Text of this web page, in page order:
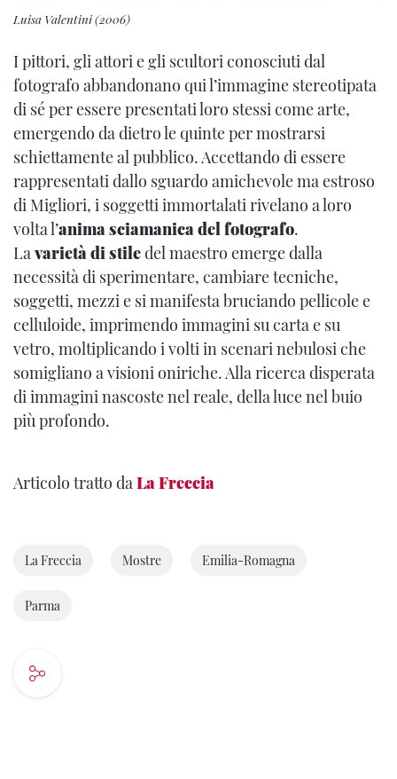
Luisa Valentini (2006)
I pittori, gli attori e gli scultori conosciuti dal
fotografo abbandonano qui l’immagine stereotipata
di sé per essere presentati loro stessi come arte,
emergendo da dietro le quinte per mostrarsi
schiettamente al pubblico. Accettando di essere
rappresentati dallo sguardo amichevole ma estroso
di Migliori, i soggetti immortalati rivelano a loro
volta l’anima sciamanica del fotografo.
Lavarietà di stiledel maestro emerge dalla
necessità di sperimentare, cambiare tecniche,
soggetti, mezzi e si manifesta bruciando pellicole e
celluloide, imprimendo immagini su carta e su
vetro, moltiplicando i volti in scenari nebulosi che
somigliano a visioni oniriche. Alla ricerca disperata
di immagini nascoste nel reale, della luce nel buio
più profondo.
Articolo tratto daLa Freccia
La Freccia Mostre Emilia-Romagna
Parma